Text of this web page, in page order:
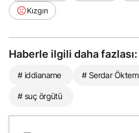
Kızgın
Haberle ilgili daha fazlası:
# iddianame # Serdar Öktem
# suç örgütü